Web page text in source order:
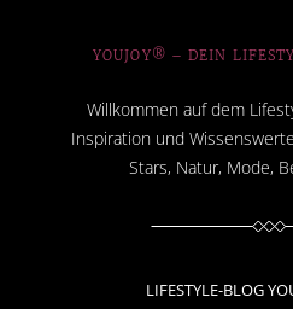
YOUJOY® – DEIN
Willkommen auf dem
Inspiration und
Stars, Natur, Mode,
LIFESTYLE-BLOG